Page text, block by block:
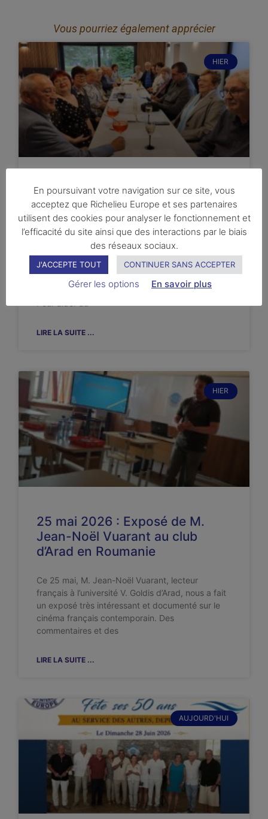
Vous pourriez également apprécier
HIER
12 juin 2026 : AG au club de
Charleroi, suivie d’une
conférence par M. Pascal
Lorent
Le vendredi 12 juin s’est tenue l’AGO de notre
club. Comme de bien entendu dans la joie, le
bonne humeur et surtout, la paix et la fraternité.
LIRE LA SUITE ...
HIER
25 mai 2026 : Exposé de M.
Jean-Noël Vuarant au club
d’Arad en Roumanie
Ce 25 mai, M. Jean-Noël Vuarant, lecteur
français à l’université V. Goldis d’Arad, nous a fait
un exposé très intéressant et documenté sur le
cinéma français contemporain. Des
commentaires et des
LIRE LA SUITE ...
AUJOURD'HUI
En poursuivant votre navigation sur ce site, vous
acceptez que Richelieu Europe et ses partenaires
utilisent des cookies pour analyser le fonctionnement et
l’efficacité du site ainsi que des interactions par le biais
des réseaux sociaux.
J'ACCEPTE TOUT CONTINUER SANS ACCEPTER
Gérer les options En savoir plus